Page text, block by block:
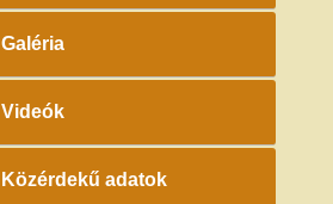
Galéria
Videók
Közérdekű adatok